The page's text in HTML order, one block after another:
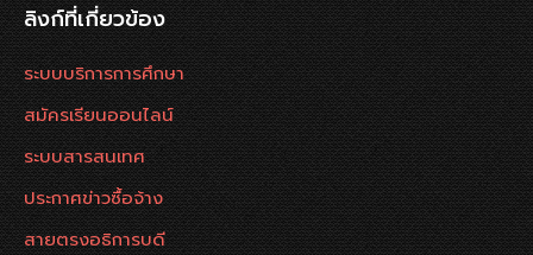
ลิงก์ที่เกี่ยวข้อง
ระบบบริการการศึกษา
สมัครเรียนออนไลน์
ระบบสารสนเทศ
ประกาศข่าวซื้อจ้าง
สายตรงอธิการบดี